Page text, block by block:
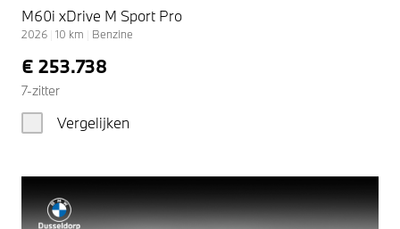
M60i xDrive M Sport Pro
2026 10 km Benzine
€ 253.738
7-zitter
Vergelijken